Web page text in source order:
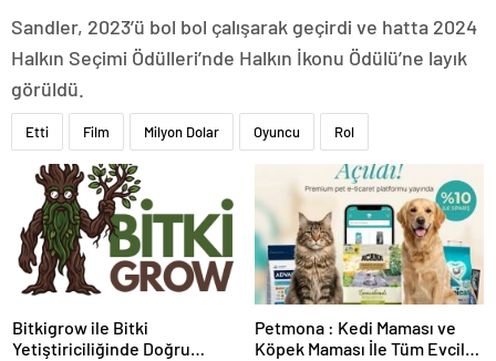
Sandler, 2023’ü bol bol çalışarak geçirdi ve hatta 2024
Halkın Seçimi Ödülleri’nde Halkın İkonu Ödülü’ne layık
görüldü.
Etti Film Milyon Dolar Oyuncu Rol
Bitkigrow ile Bitki
Yetiştiriciliğinde Doğru
Petmona : Kedi Maması ve
Köpek Maması İle Tüm Evcil